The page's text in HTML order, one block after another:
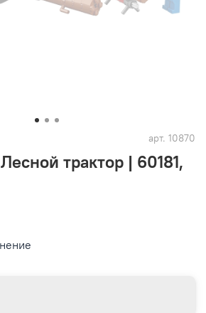
арт. 10870
трактор | 60181,